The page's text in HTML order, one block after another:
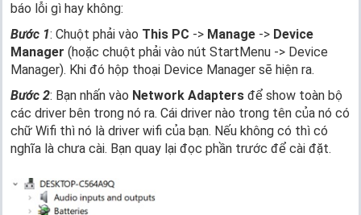
báo lỗi gì hay không:
Bước 1: Chuột phải vào This PC -> Manage -> Device
Manager (hoặc chuột phải vào nút StartMenu -> Device
Manager). Khi đó hộp thoại Device Manager sẽ hiện ra.
Bước 2: Bạn nhấn vào Network Adapters để show toàn bộ
các driver bên trong nó ra. Cái driver nào trong tên của nó có
chữ Wifi thì nó là driver wifi của bạn. Nếu không có thì có
nghĩa là chưa cài. Bạn quay lại đọc phần trước để cài đặt.